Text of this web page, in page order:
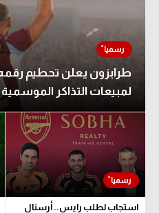
طرابزون يعلن تحطيم رقمه
لمبيعات التذاكر الموسمية
استجاب لطلب رايس.. أرسنال